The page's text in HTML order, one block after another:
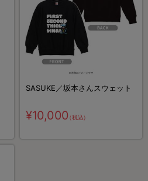
SASUKE／坂本さんスウェット
¥10,000（税込）